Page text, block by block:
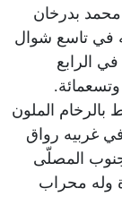
محمد بدرخان
في تاسع شوال
الرابع
الملون
غربيه رواق
المصلّى
وله محراب